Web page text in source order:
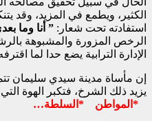
الكثير، ويطمع في المزيد، وقد
استفادته تحت شعار: ” أنا وما
الرخص المزورة والمشبوهة
الإدارة الترابية يضع حدا لما
إن مأساة مدينة سيدي سليمان
يزيد ذلك الشرخ، فتكبر الهوة التي
*المواطن *السلطة…